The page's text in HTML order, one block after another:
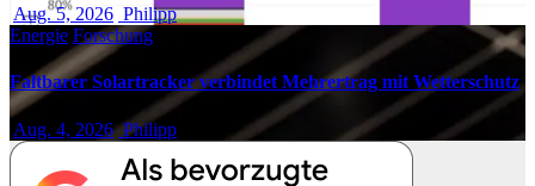
Aug. 5, 2026 Philipp
Energie Forschung
Faltbarer Solartracker verbindet Mehrertrag mit Wetterschutz
Aug. 4, 2026 Philipp